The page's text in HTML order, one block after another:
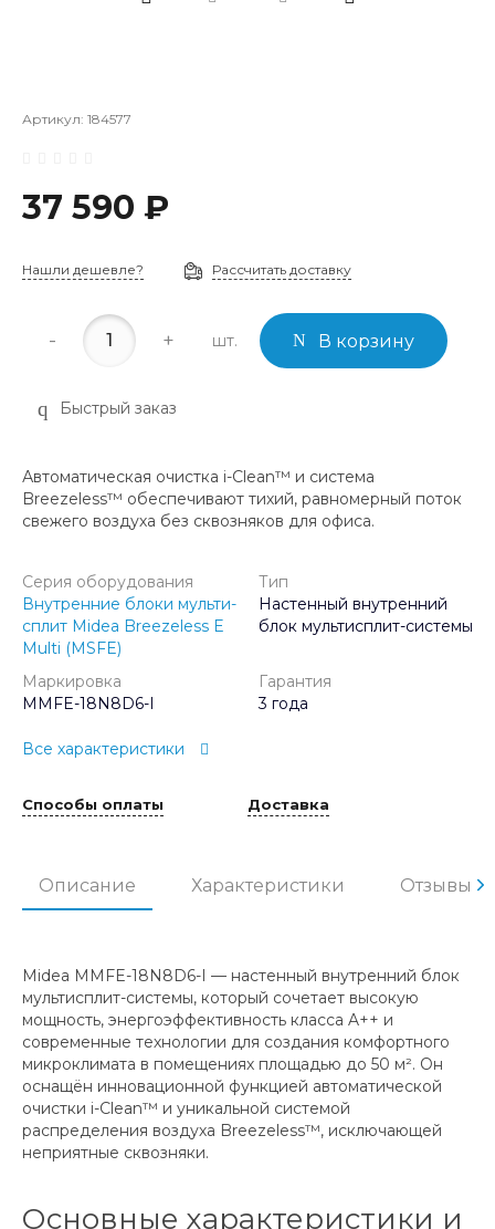
Артикул: 184577
37 590 ₽
Нашли дешевле? Рассчитать доставку
- + шт. В корзину
Быстрый заказ
Автоматическая очистка i-Clean™ и система
Breezeless™ обеспечивают тихий, равномерный поток
свежего воздуха без сквозняков для офиса.
Серия оборудования
Внутренние блоки мульти-
сплит Midea Breezeless E
Multi (MSFE)
Тип
Настенный внутренний
блок мультисплит-системы
Маркировка
MMFE-18N8D6-I
Гарантия
3 года
Все характеристики
Способы оплаты Доставка
Описание Характеристики Отзывы
Midea MMFE-18N8D6-I — настенный внутренний блок
мультисплит-системы, который сочетает высокую
мощность, энергоэффективность класса A++ и
современные технологии для создания комфортного
микроклимата в помещениях площадью до 50 м². Он
оснащён инновационной функцией автоматической
очистки i-Clean™ и уникальной системой
распределения воздуха Breezeless™, исключающей
неприятные сквозняки.
Основные характеристики и